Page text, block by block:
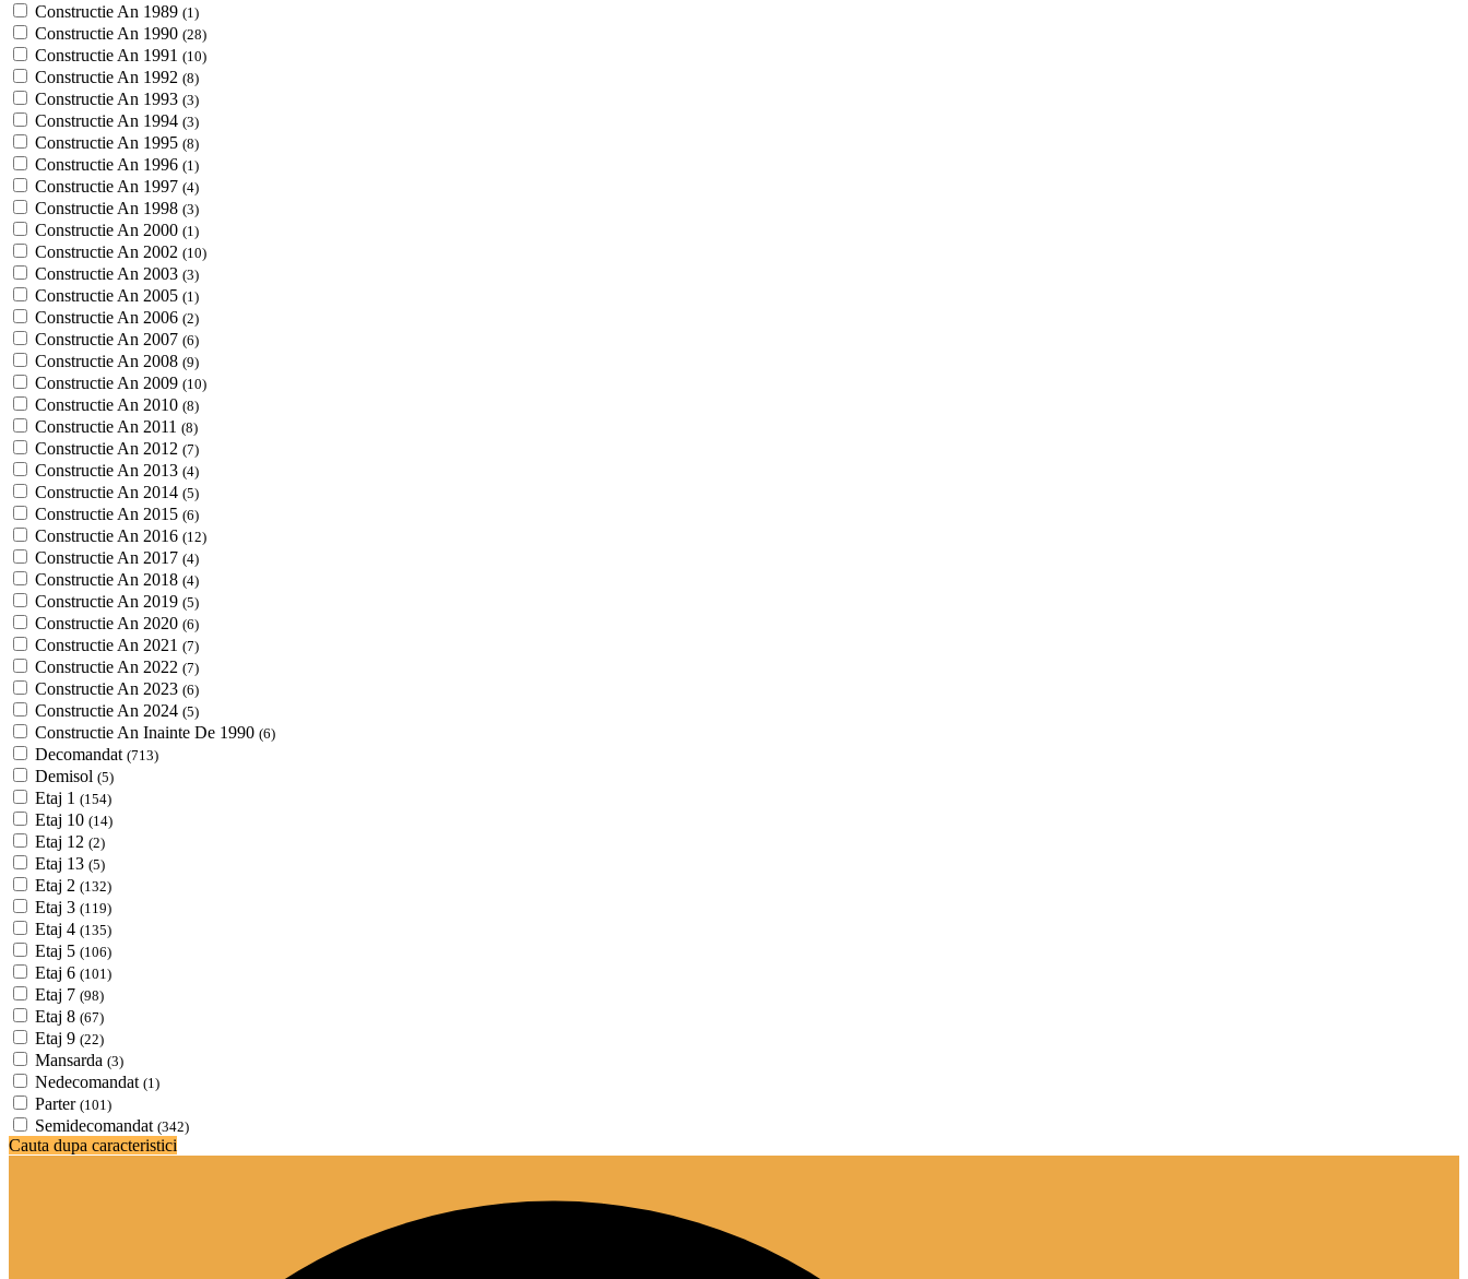
Constructie An 1989 (1)
Constructie An 1990 (28)
Constructie An 1991 (10)
Constructie An 1992 (8)
Constructie An 1993 (3)
Constructie An 1994 (3)
Constructie An 1995 (8)
Constructie An 1996 (1)
Constructie An 1997 (4)
Constructie An 1998 (3)
Constructie An 2000 (1)
Constructie An 2002 (10)
Constructie An 2003 (3)
Constructie An 2005 (1)
Constructie An 2006 (2)
Constructie An 2007 (6)
Constructie An 2008 (9)
Constructie An 2009 (10)
Constructie An 2010 (8)
Constructie An 2011 (8)
Constructie An 2012 (7)
Constructie An 2013 (4)
Constructie An 2014 (5)
Constructie An 2015 (6)
Constructie An 2016 (12)
Constructie An 2017 (4)
Constructie An 2018 (4)
Constructie An 2019 (5)
Constructie An 2020 (6)
Constructie An 2021 (7)
Constructie An 2022 (7)
Constructie An 2023 (6)
Constructie An 2024 (5)
Constructie An Inainte De 1990 (6)
Decomandat (713)
Demisol (5)
Etaj 1 (154)
Etaj 10 (14)
Etaj 12 (2)
Etaj 13 (5)
Etaj 2 (132)
Etaj 3 (119)
Etaj 4 (135)
Etaj 5 (106)
Etaj 6 (101)
Etaj 7 (98)
Etaj 8 (67)
Etaj 9 (22)
Mansarda (3)
Nedecomandat (1)
Parter (101)
Semidecomandat (342)
Cauta dupa caracteristici